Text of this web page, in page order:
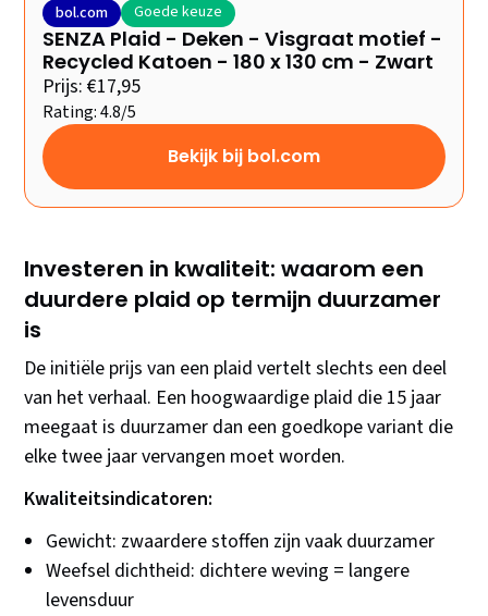
bol.com Goede keuze
SENZA Plaid - Deken - Visgraat motief -
Recycled Katoen - 180 x 130 cm - Zwart
Prijs: €17,95
Rating: 4.8/5
Bekijk bij bol.com
Investeren in kwaliteit: waarom een
duurdere plaid op termijn duurzamer
is
De initiële prijs van een plaid vertelt slechts een deel
van het verhaal. Een hoogwaardige plaid die 15 jaar
meegaat is duurzamer dan een goedkope variant die
elke twee jaar vervangen moet worden.
Kwaliteitsindicatoren:
Gewicht: zwaardere stoffen zijn vaak duurzamer
Weefsel dichtheid: dichtere weving = langere
levensduur